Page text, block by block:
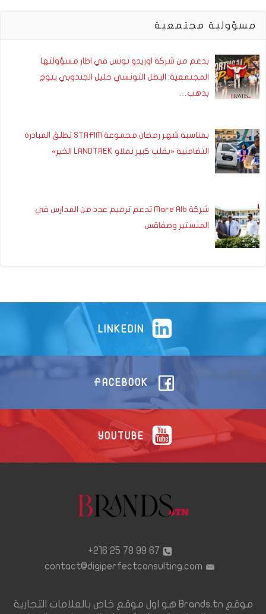
مسؤولية مجتمعية
بدعم من شركة اوريدو تونس في اطار مسؤولتها
المجتمعية: البطل التونسي خليل الجندوبي يتوج
بذهب…
بمناسبة شهر رمضان مجموعة STAFIM تطلق المبادرة
التضامنية «بقلب كبير نملاو LANDTREK الخير»
شركة Mare Alb تدعم ترميم عدد من المدارس في
المنستير وصفاقس
LINKEDIN
FACEBOOK
YOUTUBE
67 99 78 25 216+
contact@digiperfectconsulting.com
موقع Brands.tn هو اول موقع خاص بالعلامات التجارية